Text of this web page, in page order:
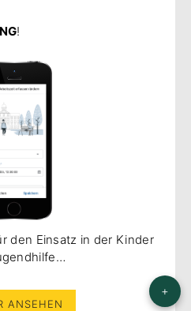
+
!
den Einsatz in der Kinder
ANSEHEN